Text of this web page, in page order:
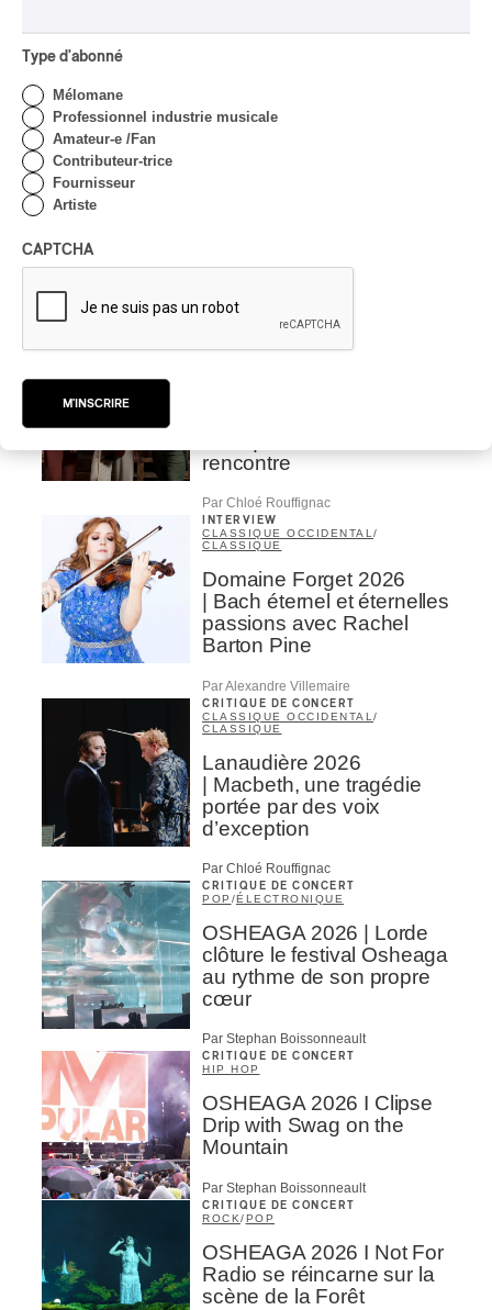
Par Michel Labrecque
AUTOCHTONE/CLASSIQUE
rencontre
Par Chloé Rouffignac
INTERVIEW
CLASSIQUE OCCIDENTAL /
CLASSIQUE
Domaine Forget 2026
| Bach éternel et éternelles
passions avec Rachel
Barton Pine
Par Alexandre Villemaire
CRITIQUE DE CONCERT
CLASSIQUE OCCIDENTAL /
CLASSIQUE
Lanaudière 2026
| Macbeth, une tragédie
portée par des voix
d’exception
Par Chloé Rouffignac
CRITIQUE DE CONCERT
POP /ÉLECTRONIQUE
OSHEAGA 2026 | Lorde
clôture le festival Osheaga
au rythme de son propre
cœur
Par Stephan Boissonneault
CRITIQUE DE CONCERT
HIP HOP
OSHEAGA 2026 I Clipse
Drip with Swag on the
Mountain
Par Stephan Boissonneault
CRITIQUE DE CONCERT
ROCK/POP
OSHEAGA 2026 I Not For
Radio se réincarne sur la
scène de la Forêt
Type d'abonné
Mélomane
Professionnel industrie musicale
Amateur-e /Fan
Contributeur-trice
Fournisseur
Artiste
CAPTCHA
M'INSCRIRE